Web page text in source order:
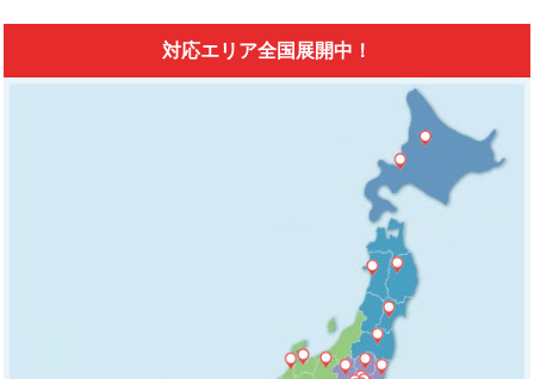
対応エリア全国展開中！